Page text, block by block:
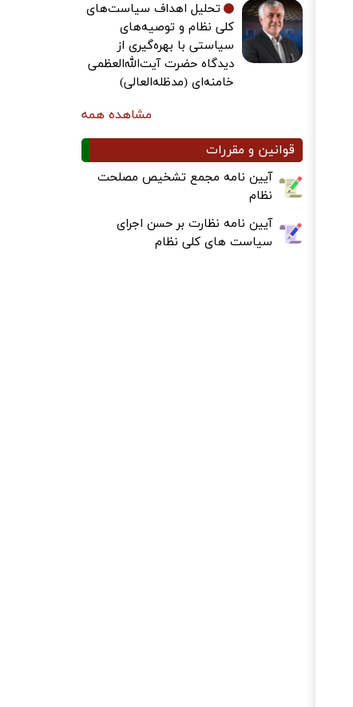
تحلیل اهداف سیاست‌های
کلی نظام و توصیه‌های
سیاستی با بهره‌گیری از
دیدگاه حضرت آیت‌الله‌العظمی
خامنه‌ای (مدظله‌العالی)
مشاهده همه
قوانین و مقررات
آیین نامه مجمع تشخیص مصلحت
نظام
آیین نامه نظارت بر حسن اجرای
سیاست های کلی نظام